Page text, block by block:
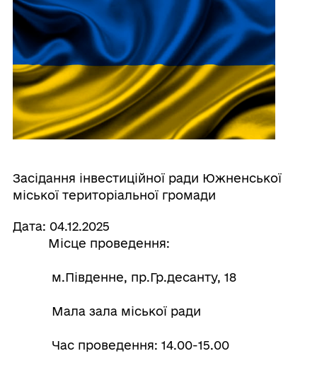
Засідання інвестиційної ради Южненської
міської територіальної громади
Дата: 04.12.2025
Місце проведення:
м.Південне, пр.Гр.десанту, 18
Мала зала міської ради
Час проведення: 14.00-15.00